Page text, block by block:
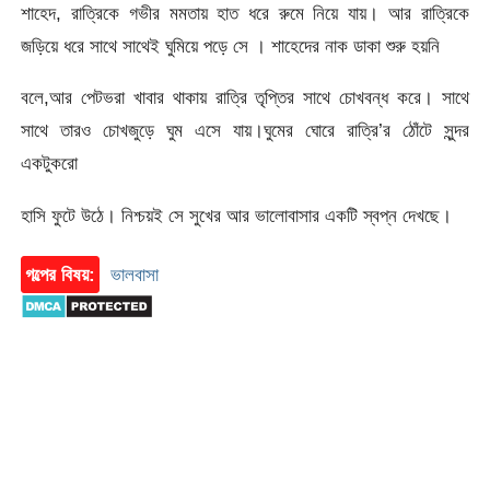
শাহেদ, রাত্রিকে গভীর মমতায় হাত ধরে রুমে নিয়ে যায়। আর রাত্রিকে
জড়িয়ে ধরে সাথে সাথেই ঘুমিয়ে পড়ে সে । শাহেদের নাক ডাকা শুরু হয়নি
বলে,আর পেটভরা খাবার থাকায় রাত্রি তৃপ্তির সাথে চোখবন্ধ করে। সাথে
সাথে তারও চোখজুড়ে ঘুম এসে যায়।ঘুমের ঘোরে রাত্রি’র ঠোঁটে সুন্দর
একটুকরো
হাসি ফুটে উঠে। নিশ্চয়ই সে সুখের আর ভালোবাসার একটি স্বপ্ন দেখছে।
গল্পের বিষয়: ভালবাসা